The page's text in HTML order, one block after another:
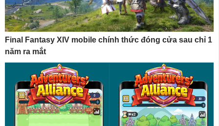
Final Fantasy XIV mobile chính thức đóng cửa sau chỉ 1
năm ra mắt